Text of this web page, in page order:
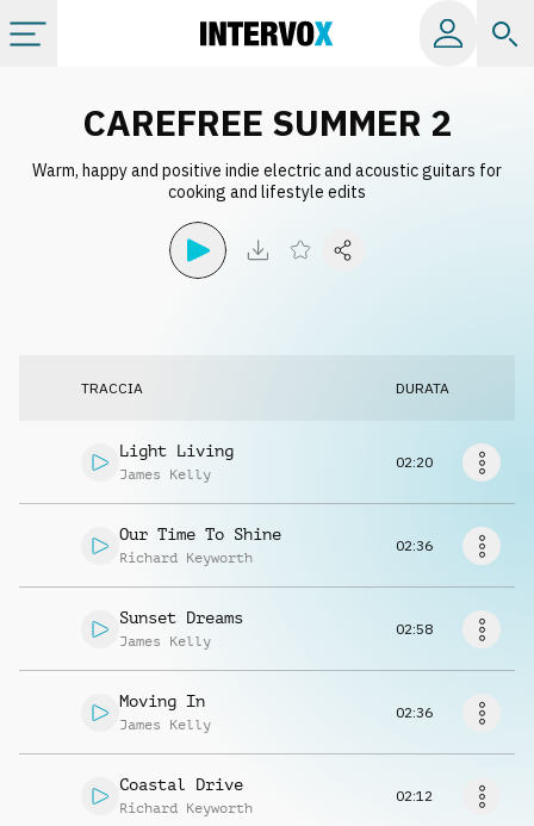
Album
Licenze
Info
Richiedi musica
CAREFREE SUMMER 2
Warm, happy and positive indie electric and acoustic guitars for
cooking and lifestyle edits
TRACCIA DURATA
Light Living
James Kelly
02:20
Our Time To Shine
Richard Keyworth
02:36
Sunset Dreams
James Kelly
02:58
Moving In
James Kelly
02:36
Coastal Drive
Richard Keyworth
02:12